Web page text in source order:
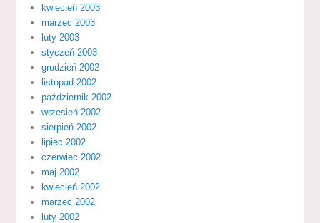
kwiecień 2003
marzec 2003
luty 2003
styczeń 2003
grudzień 2002
listopad 2002
październik 2002
wrzesień 2002
sierpień 2002
lipiec 2002
czerwiec 2002
maj 2002
kwiecień 2002
marzec 2002
luty 2002